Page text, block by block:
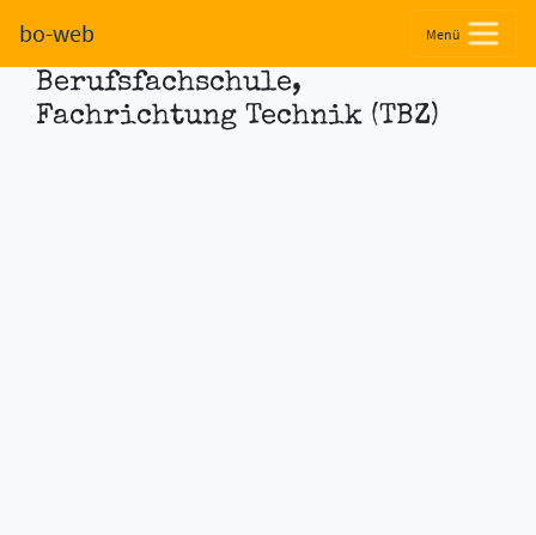
bo-web Menü
Informationsabend Einjährige
berufsvorbereitende
Berufsfachschule,
Fachrichtung Technik (TBZ)